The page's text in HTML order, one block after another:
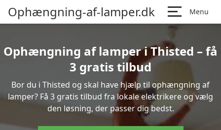
Ophængning-af-lamper.dk Menu
Ophængning af lamper i Thisted – få
3 gratis tilbud
Bor du i Thisted og skal have hjælp til ophængning af
lamper? Få 3 gratis tilbud fra lokale elektrikere og vælg
den løsning, der passer dig bedst.